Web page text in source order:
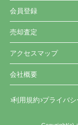
会員登録
売却査定
アクセスマップ
会社概要
利用規約 プライバ